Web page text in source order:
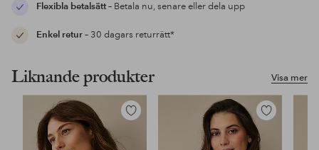
Flexibla betalsätt– Betala nu, senare eller dela upp
Enkel retur– 30 dagars returrätt*
Visa mer
Liknande produkter
Lägg
Lägg
till
i